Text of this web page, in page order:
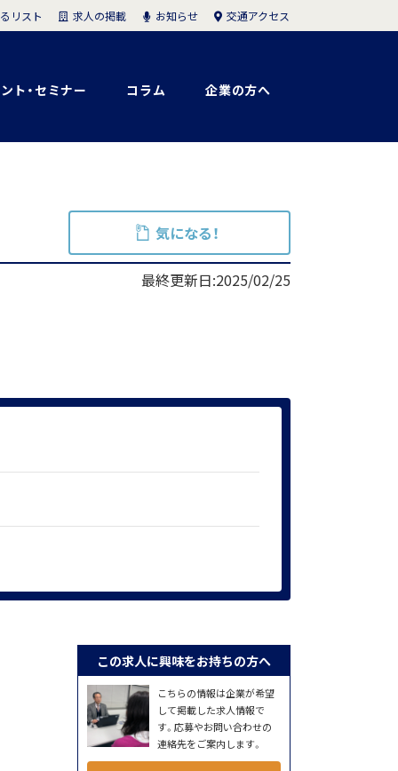
ト・セミナー コラム 企業の方へ
リスト 求人の掲載 お知らせ 交通アクセス
気になる！
最終更新日:2025/02/25
この求人に興味をお持ちの方へ
こちらの情報は企業が希望
して掲載した求人情報で
す。応募やお問い合わせの
連絡先をご案内します。